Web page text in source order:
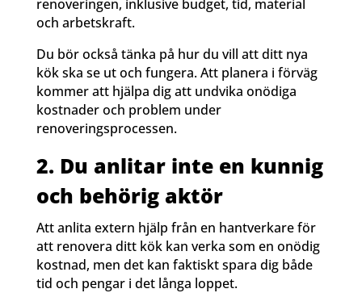
renoveringen, inklusive budget, tid, material
och arbetskraft.
Du bör också tänka på hur du vill att ditt nya
kök ska se ut och fungera. Att planera i förväg
kommer att hjälpa dig att undvika onödiga
kostnader och problem under
renoveringsprocessen.
2. Du anlitar inte en kunnig
och behörig aktör
Att anlita extern hjälp från en hantverkare för
att renovera ditt kök kan verka som en onödig
kostnad, men det kan faktiskt spara dig både
tid och pengar i det långa loppet.